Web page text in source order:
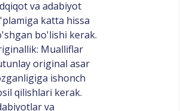
va adabiyot
katta hissa
bo'lishi kerak.
Mualliflar
original asar
ishonch
qilishlari kerak.
va